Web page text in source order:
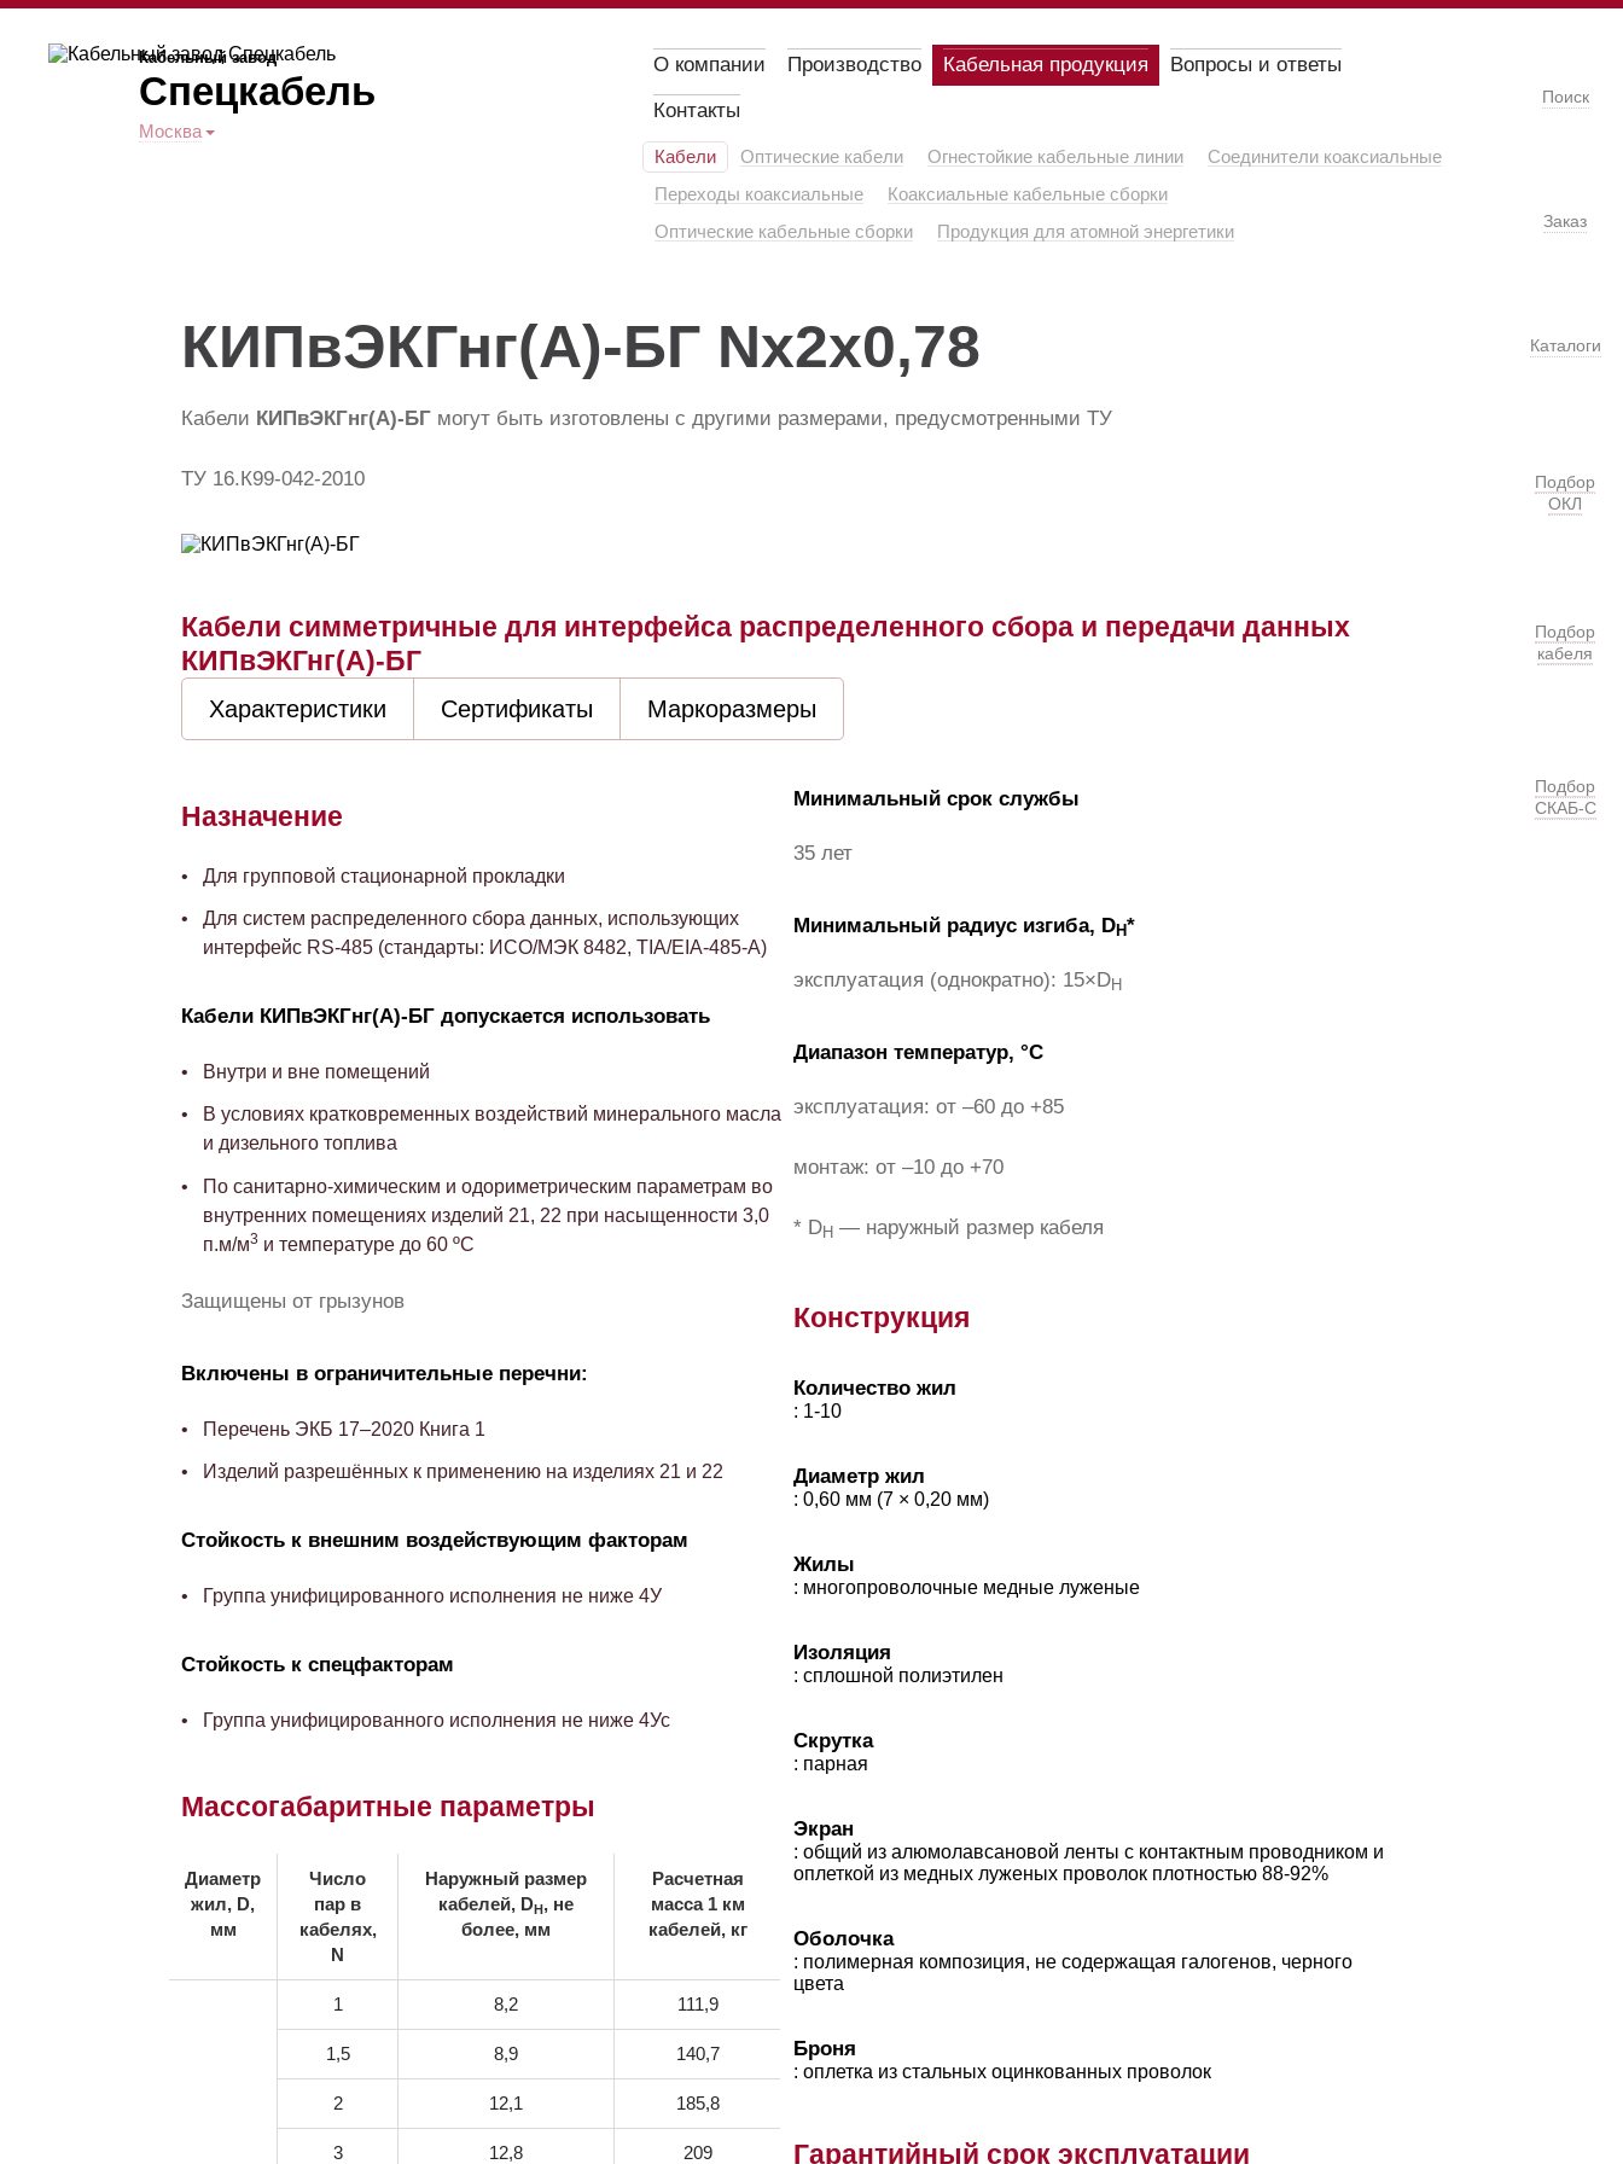
Кабельный завод
Спецкабель
Москва
О компании Производство Кабельная продукция
Вопросы и ответы
Контакты
Кабели Оптические кабели Огнестойкие кабельные линии
Соединители коаксиальные
Переходы коаксиальные
Коаксиальные кабельные сборки
Оптические кабельные сборки
Продукция для атомной энергетики
Поиск
Заказ
Каталоги
Подбор
ОКЛ
Подбор
кабеля
Подбор
СКАБ-С
КИПвЭКГнг(А)-БГ Nx2x0,78
Кабели КИПвЭКГнг(А)-БГ могут быть изготовлены с другими размерами, предусмотренными ТУ
ТУ 16.К99-042-2010
Кабели симметричные для интерфейса распределенного сбора и передачи данных
КИПвЭКГнг(А)-БГ
Характеристики Сертификаты Маркоразмеры
Назначение
Для групповой стационарной прокладки
Для систем распределенного сбора данных, использующих
интерфейс RS-485 (стандарты: ИСО/МЭК 8482, TIA/EIA-485-A)
Кабели КИПвЭКГнг(А)-БГ допускается использовать
Внутри и вне помещений
В условиях кратковременных воздействий минерального масла
и дизельного топлива
По санитарно-химическим и одориметрическим параметрам во
внутренних помещениях изделий 21, 22 при насыщенности 3,0
п.м/м3 и температуре до 60 ºС
Защищены от грызунов
Включены в ограничительные перечни:
Перечень ЭКБ 17–2020 Книга 1
Изделий разрешённых к применению на изделиях 21 и 22
Стойкость к внешним воздействующим факторам
Группа унифицированного исполнения не ниже 4У
Стойкость к спецфакторам
Группа унифицированного исполнения не ниже 4Ус
Массогабаритные параметры
Диаметр
жил, D,
мм
Число
пар в
кабелях,
N
Наружный размер
кабелей, DH, не
более, мм
Расчетная
масса 1 км
кабелей, кг
1 8,2 111,9
1,5 8,9 140,7
2 12,1 185,8
3 12,8 209
Минимальный срок службы
35 лет
Минимальный радиус изгиба, DH*
эксплуатация (однократно): 15×DH
Диапазон температур, °С
эксплуатация: от –60 до +85
монтаж: от –10 до +70
* DH— наружный размер кабеля
Конструкция
Количество жил
: 1-10
Диаметр жил
: 0,60 мм (7 × 0,20 мм)
Жилы
: многопроволочные медные луженые
Изоляция
: сплошной полиэтилен
Скрутка
: парная
Экран
: общий из алюмолавсановой ленты с контактным проводником и
оплеткой из медных луженых проволок плотностью 88-92%
Оболочка
: полимерная композиция, не содержащая галогенов, черного
цвета
Броня
: оплетка из стальных оцинкованных проволок
Гарантийный срок эксплуатации